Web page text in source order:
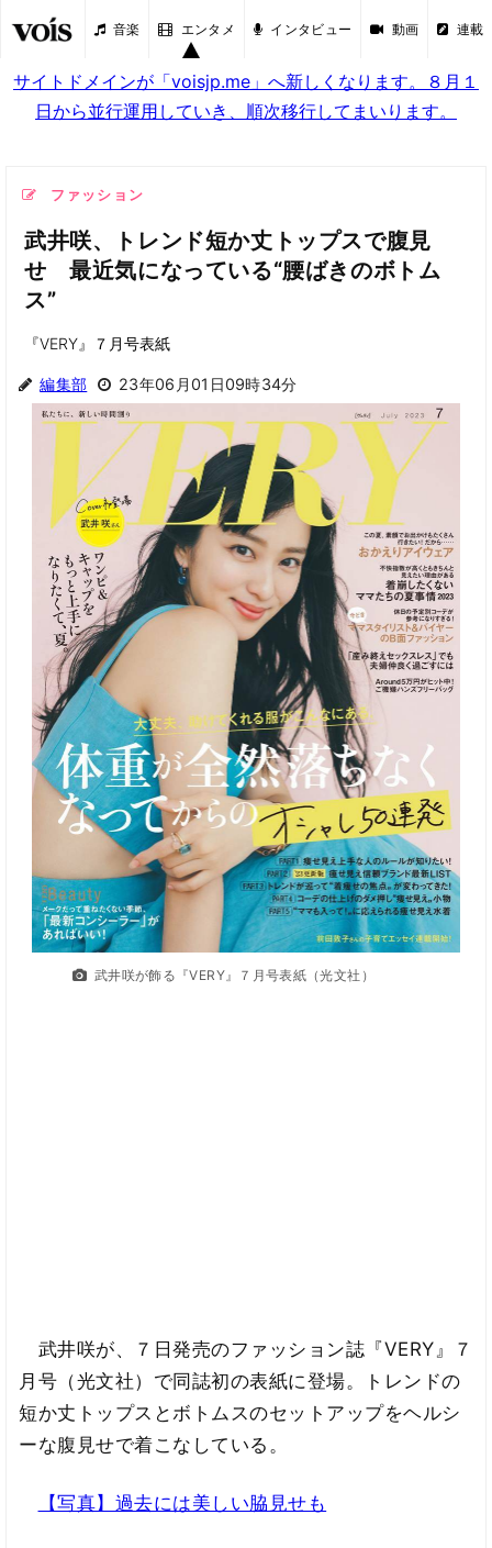
音楽 エンタメ インタビュー 動画 連載
サイトドメインが「voisjp.me」へ新しくなります。８月１
日から並行運用していき、順次移行してまいります。
ファッション
武井咲、トレンド短か丈トップスで腹見
せ 最近気になっている“腰ばきのボトム
ス”
『VERY』７月号表紙
編集部 23年06月01日09時34分
武井咲が飾る『VERY』７月号表紙（光文社）
武井咲が、７日発売のファッション誌『VERY』７
月号（光文社）で同誌初の表紙に登場。トレンドの
短か丈トップスとボトムスのセットアップをヘルシ
ーな腹見せで着こなしている。
【写真】過去には美しい脇見せも